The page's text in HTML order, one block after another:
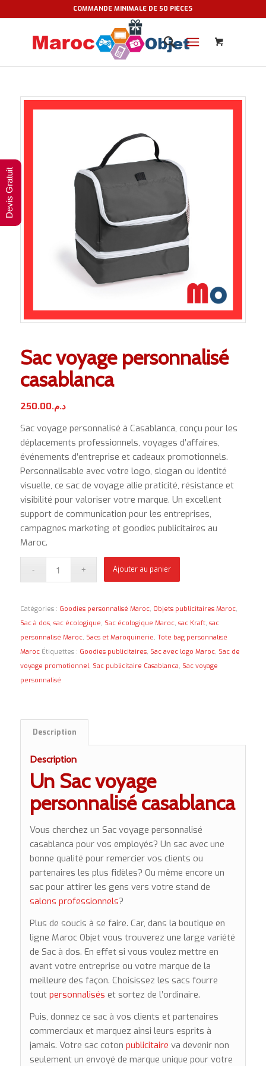
COMMANDE MINIMALE DE 50 PIÈCES
Sac voyage personnalisé
casablanca
د.م.250.00
Sac voyage personnalisé à Casablanca, conçu pour les
déplacements professionnels, voyages d’affaires,
événements d’entreprise et cadeaux promotionnels.
Personnalisable avec votre logo, slogan ou identité
visuelle, ce sac de voyage allie praticité, résistance et
visibilité pour valoriser votre marque. Un excellent
support de communication pour les entreprises,
campagnes marketing et goodies publicitaires au
Maroc.
Ajouter au panier
Catégories : Goodies personnalisé Maroc, Objets publicitaires Maroc,
Sac à dos, sac écologique, Sac écologique Maroc, sac Kraft, sac
personnalisé Maroc, Sacs et Maroquinerie, Tote bag personnalisé
Maroc Étiquettes : Goodies publicitaires, Sac avec logo Maroc, Sac de
voyage promotionnel, Sac publicitaire Casablanca, Sac voyage
personnalisé
Description
Description
Un Sac voyage
personnalisé casablanca
Vous cherchez un Sac voyage personnalisé
casablanca pour vos employés? Un sac avec une
bonne qualité pour remercier vos clients ou
partenaires les plus fidèles? Ou même encore un
sac pour attirer les gens vers votre stand de
salons professionnels?
Plus de soucis à se faire. Car, dans la boutique en
ligne Maroc Objet vous trouverez une large variété
de Sac à dos. En effet si vous voulez mettre en
avant votre entreprise ou votre marque de la
meilleure des façon. Choisissez les sacs fourre
toutpersonnalisés et sortez de l’ordinaire.
Puis, donnez ce sac à vos clients et partenaires
commerciaux et marquez ainsi leurs esprits à
jamais. Votre sac coton publicitaire va devenir non
seulement un envoyé de marque unique pour votre
Devis Gratuit